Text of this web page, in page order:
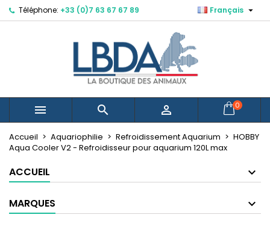
Téléphone: +33 (0)7 63 67 67 89 Français 
   0
Accueil Aquariophilie Refroidissement Aquarium
HOBBY
Aqua Cooler V2 - Refroidisseur pour aquarium 120L max
ACCUEIL
MARQUES
Mes listes d'envies ×
Créer une nouvelle liste
Créer une liste d'envies ×
Nom de la liste d'envies
Annuler Créer une liste d'envies
Connexion ×
Vous devez être connecté pour ajouter des produits
à votre liste d'envies.
Annuler Connexion